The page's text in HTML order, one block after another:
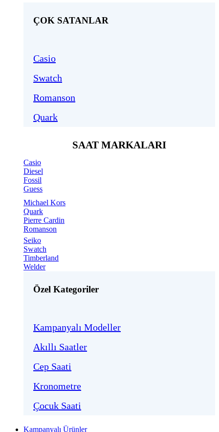
ÇOK SATANLAR
Casio
Swatch
Romanson
Quark
SAAT MARKALARI
Casio
Diesel
Fossil
Guess
Michael Kors
Quark
Pierre Cardin
Romanson
Seiko
Swatch
Timberland
Welder
Özel Kategoriler
Kampanyalı Modeller
Akıllı Saatler
Cep Saati
Kronometre
Çocuk Saati
Kampanyalı Ürünler